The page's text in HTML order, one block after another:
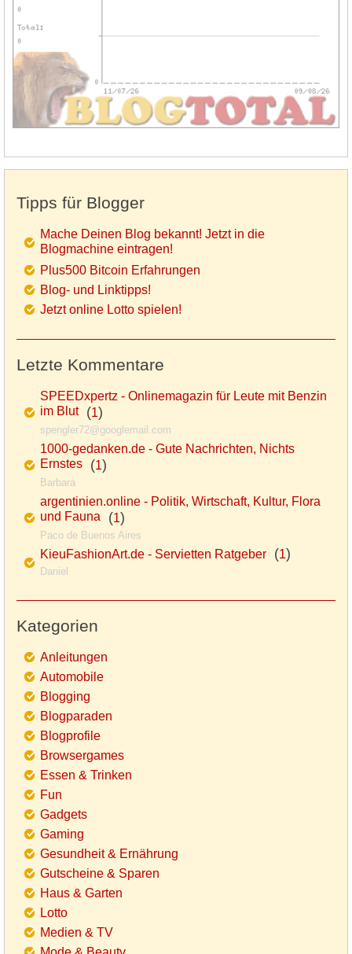
Tipps für Blogger
Mache Deinen Blog bekannt! Jetzt in die
Blogmachine eintragen!
Plus500 Bitcoin Erfahrungen
Blog- und Linktipps!
Jetzt online Lotto spielen!
Letzte Kommentare
SPEEDxpertz - Onlinemagazin für Leute mit Benzin
im Blut(1)
spengler72@googlemail.com
1000-gedanken.de - Gute Nachrichten, Nichts
Ernstes (1)
Barbara
argentinien.online - Politik, Wirtschaft, Kultur, Flora
und Fauna (1)
Paco de Buenos Aires
KieuFashionArt.de - Servietten Ratgeber (1)
Daniel
Kategorien
Anleitungen
Automobile
Blogging
Blogparaden
Blogprofile
Browsergames
Essen & Trinken
Fun
Gadgets
Gaming
Gesundheit & Ernährung
Gutscheine & Sparen
Haus & Garten
Lotto
Medien & TV